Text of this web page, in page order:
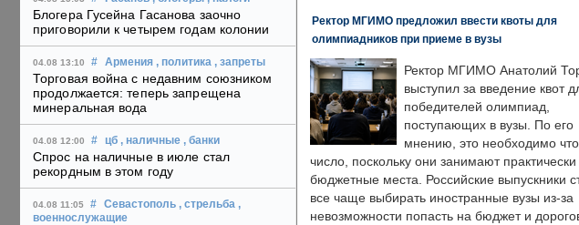
Блогера Гусейна Гасанова заочно
приговорили к четырем годам колонии
04.08 13:10 # Армения , политика , запреты
Торговая война с недавним союзником
продолжается: теперь запрещена
минеральная вода
04.08 12:00 # цб , наличные , банки
Спрос на наличные в июле стал
рекордным в этом году
04.08 11:05 # Севастополь , стрельба ,
военнослужащие
Ректор МГИМО предложил ввести квоты для
олимпиадников при приеме в вузы
Ректор МГИМО Анатолий
выступил за введение квот
победителей олимпиад,
поступающих в вузы. По его
мнению, это необходимо
число, поскольку они занимают практически
бюджетные места. Российские выпускники
все чаще выбирать иностранные вузы из-за
невозможности попасть на бюджет и